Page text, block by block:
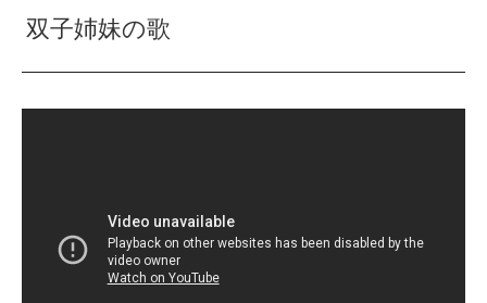
双子姉妹の歌